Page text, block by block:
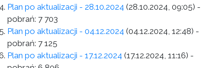
Plan po aktualizacji - 28.10.2024 (28.10.2024, 09:05) -
pobrań: 7 703
Plan po aktualizacji - 04.12.2024 (04.12.2024, 12:48) -
pobrań: 7 125
Plan po aktualizacji - 17.12.2024 (17.12.2024, 11:16) -